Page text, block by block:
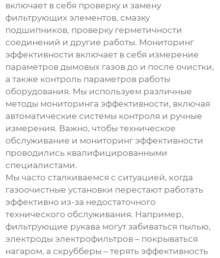
включает в себя проверку и замену
фильтрующих элементов, смазку
подшипников, проверку герметичности
соединений и другие работы. Мониторинг
эффективности включает в себя измерение
параметров дымовых газов до и после очистки,
а также контроль параметров работы
оборудования. Мы используем различные
методы мониторинга эффективности, включая
автоматические системы контроля и ручные
измерения. Важно, чтобы техническое
обслуживание и мониторинг эффективности
проводились квалифицированными
специалистами.
Мы часто сталкиваемся с ситуацией, когда
газоочистные установки перестают работать
эффективно из-за недостаточного
технического обслуживания. Например,
фильтрующие рукава могут забиваться пылью,
электроды электрофильтров – покрываться
нагаром, а скрубберы – терять эффективность